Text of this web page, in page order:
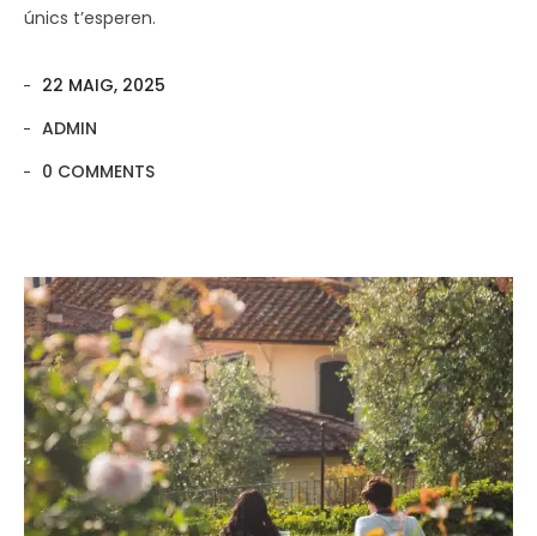
únics t’esperen.
22 MAIG, 2025
ADMIN
0 COMMENTS